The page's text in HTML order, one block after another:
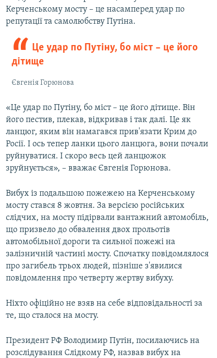
Керченському мосту – це насамперед удар по
репутації та самолюбству Путіна.
Це удар по Путіну, бо міст – це його
дітище
Євгенія Горюнова
«Це удар по Путіну, бо міст – це його дітище. Він
його пестив, плекав, відкривав і так далі. Це як
ланцюг, яким він намагався прив'язати Крим до
Росії. І ось тепер ланки цього ланцюга, вони почали
руйнуватися. І скоро весь цей ланцюжок
зруйнується», – вважає Євгенія Горюнова.
Вибух із подальшою пожежею на Керченському
мосту стався 8 жовтня. За версією російських
слідчих, на мосту підірвали вантажний автомобіль,
що призвело до обвалення двох прольотів
автомобільної дороги та сильної пожежі на
залізничній частині мосту. Спочатку повідомлялося
про загибель трьох людей, пізніше з'явилися
повідомлення про четверту жертву вибуху.
Ніхто офіційно не взяв на себе відповідальності за
те, що сталося на мосту.
Президент РФ Володимир Путін, посилаючись на
розслідування Слідкому РФ, назвав вибух на